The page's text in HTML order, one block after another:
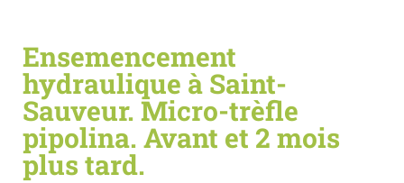
Ensemencement
hydraulique à Saint-
Sauveur. Micro-trèfle
pipolina. Avant et 2 mois
plus tard.